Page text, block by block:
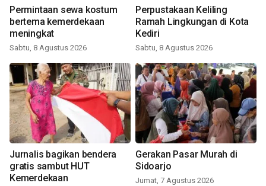
Permintaan sewa kostum
bertema kemerdekaan
meningkat
Sabtu, 8 Agustus 2026
Perpustakaan Keliling
Ramah Lingkungan di Kota
Kediri
Sabtu, 8 Agustus 2026
Jurnalis bagikan bendera
gratis sambut HUT
Kemerdekaan
Gerakan Pasar Murah di
Sidoarjo
Jumat, 7 Agustus 2026